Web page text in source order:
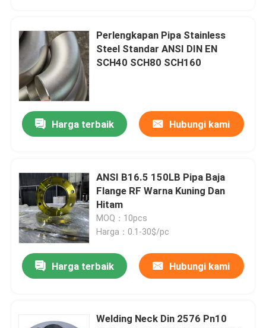
Perlengkapan Pipa Stainless
Steel Standar ANSI DIN EN
SCH40 SCH80 SCH160
Harga terbaik Hubungi kami
ANSI B16.5 150LB Pipa Baja
Flange RF Warna Kuning Dan
Hitam
MOQ：10pcs
Harga：0.1-30$/pc
Harga terbaik Hubungi kami
Welding Neck Din 2576 Pn10